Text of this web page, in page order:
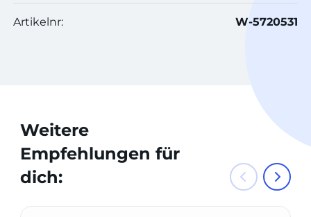
Artikelnr: W-5720531
Weitere
Empfehlungen für
dich: